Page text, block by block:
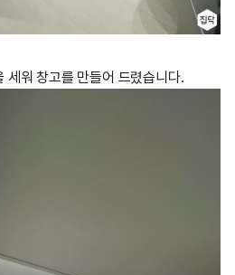
세워 창고를 만들어 드렸습니다.